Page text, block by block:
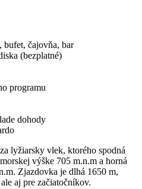
bufet, čajovňa, bar
(bezplatné)
programu
dohody
lyžiarsky vlek, ktorého spodná
výške 705 m.n.m a horná
Zjazdovka je dlhá 1650 m,
aj pre začiatočníkov.